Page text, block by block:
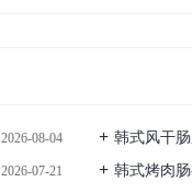
2026-08-04 韩式风干
2026-07-21 韩式烤肉